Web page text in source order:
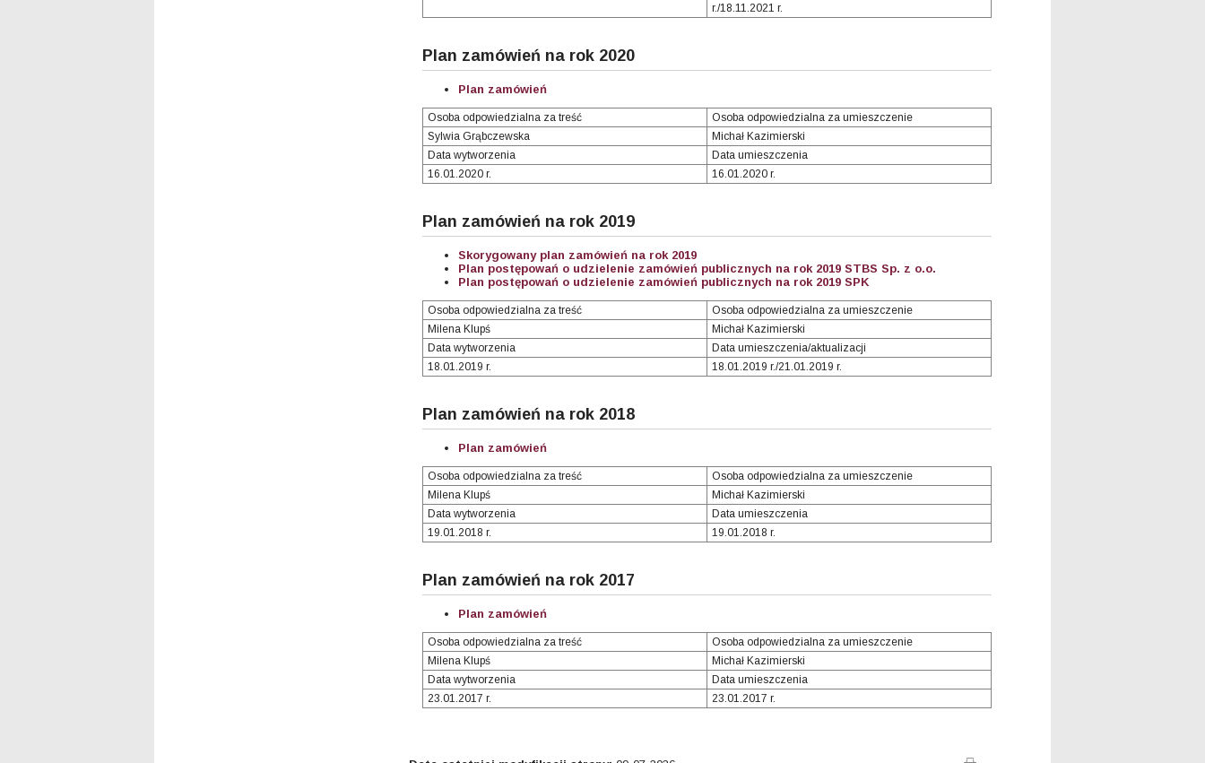
r./18.11.2021 r.
Plan zamówień na rok 2020
Plan zamówień
Osoba odpowiedzialna za treść
Osoba odpowiedzialna za umieszczenie
Sylwia Grąbczewska
Michał Kazimierski
Data wytworzenia
Data umieszczenia
16.01.2020 r.
16.01.2020 r.
Plan zamówień na rok 2019
Skorygowany plan zamówień na rok 2019
Plan postępowań o udzielenie zamówień publicznych na rok 2019 STBS Sp. z o.o.
Plan postępowań o udzielenie zamówień publicznych na rok 2019 SPK
Osoba odpowiedzialna za treść
Osoba odpowiedzialna za umieszczenie
Milena Klupś
Michał Kazimierski
Data wytworzenia
Data umieszczenia/aktualizacji
18.01.2019 r.
18.01.2019 r./21.01.2019 r.
Plan zamówień na rok 2018
Plan zamówień
Osoba odpowiedzialna za treść
Osoba odpowiedzialna za umieszczenie
Milena Klupś
Michał Kazimierski
Data wytworzenia
Data umieszczenia
19.01.2018 r.
19.01.2018 r.
Plan zamówień na rok 2017
Plan zamówień
Osoba odpowiedzialna za treść
Osoba odpowiedzialna za umieszczenie
Milena Klupś
Michał Kazimierski
Data wytworzenia
Data umieszczenia
23.01.2017 r.
23.01.2017 r.